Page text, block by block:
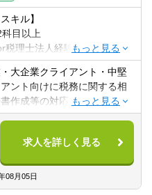
からの感謝と信頼関係、
、お客様の経営へのインパ
改善の経験とスキルを網
務・事業・ファイナンス等）
み
に使える教育費枠
制度（仕事と両立しながら
社員多数）
広く習得できる社内アカデ
強会
キル】
目以上
税理士法人経験者（目安2年
ション力のある方
提案力
仕事等に対する責任感がある
経験・スキル】
公認会計士資格をお持ちの方
大企業クライアント・中堅
ント向けに税務に関する相
作成等の対応を行います。
の業務を行います。
の税務に関する相談等の対応
成や税務、会計に関する分析
とする税務コンサルや財産保
求人を詳しく見る
08月05日